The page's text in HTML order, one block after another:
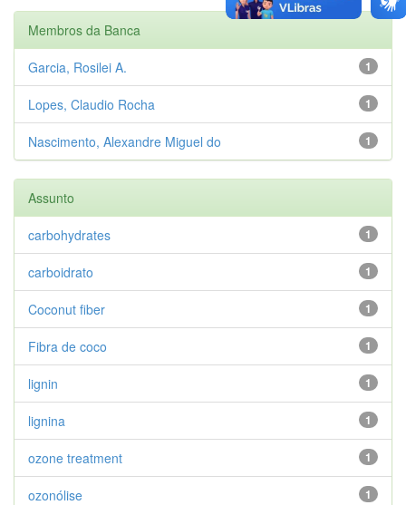
Membros da Banca
1
Garcia, Rosilei A.
1
Lopes, Claudio Rocha
1
Nascimento, Alexandre Miguel do
Assunto
1
carbohydrates
1
carboidrato
1
Coconut fiber
1
Fibra de coco
1
lignin
1
lignina
1
ozone treatment
1
ozonólise